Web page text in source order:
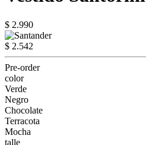
$ 2.990
$ 2.542
Pre-order
color
Verde
Negro
Chocolate
Terracota
Mocha
talle